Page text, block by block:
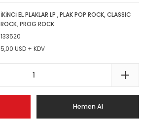
İKİNCİ EL PLAKLAR LP ,PLAK POP ROCK, CLASSIC
ROCK, PROG ROCK
133520
5,00 USD + KDV
Hemen Al